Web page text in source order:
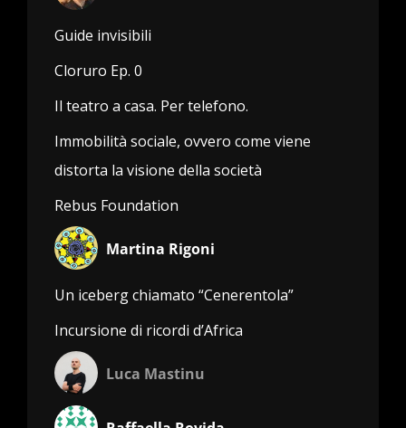
Guide invisibili
Cloruro Ep. 0
Il teatro a casa. Per telefono.
Immobilità sociale, ovvero come viene
distorta la visione della società
Rebus Foundation
Martina Rigoni
Un iceberg chiamato “Cenerentola”
Incursione di ricordi d’Africa
Luca Mastinu